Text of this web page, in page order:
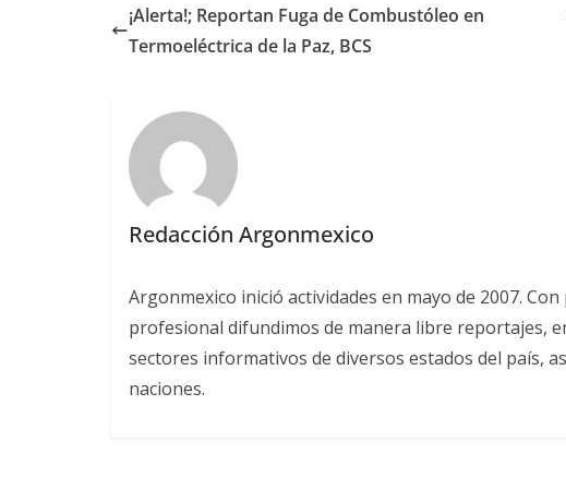
¡Alerta!; Reportan Fuga de Combustóleo en
Termoeléctrica de la Paz, BCS
Redacción Argonmexico
Argonmexico inició actividades en mayo de 2007.
profesional difundimos de manera libre reportajes,
sectores informativos de diversos estados del país,
naciones.